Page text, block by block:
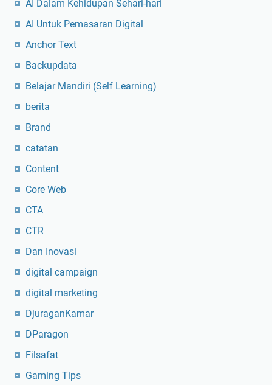
AI Dalam Kehidupan Sehari-hari
AI Untuk Pemasaran Digital
Anchor Text
Backupdata
Belajar Mandiri (Self Learning)
berita
Brand
catatan
Content
Core Web
CTA
CTR
Dan Inovasi
digital campaign
digital marketing
DjuraganKamar
DParagon
Filsafat
Gaming Tips